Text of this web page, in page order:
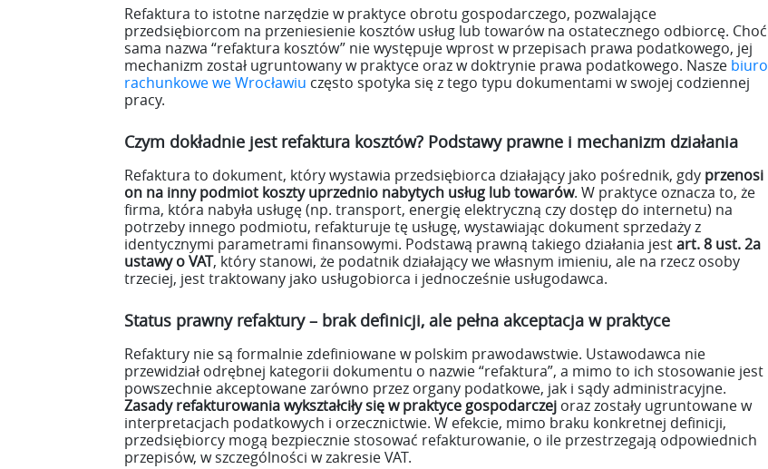
Refaktura to istotne narzędzie w praktyce obrotu gospodarczego, pozwalające
przedsiębiorcom na przeniesienie kosztów usług lub towarów na ostatecznego odbiorcę. Choć
sama nazwa “refaktura kosztów” nie występuje wprost w przepisach prawa podatkowego, jej
mechanizm został ugruntowany w praktyce oraz w doktrynie prawa podatkowego. Nasze biuro
rachunkowe we Wrocławiu często spotyka się z tego typu dokumentami w swojej codziennej
pracy.
Czym dokładnie jest refaktura kosztów? Podstawy prawne i mechanizm działania
Refaktura to dokument, który wystawia przedsiębiorca działający jako pośrednik, gdy przenosi
on na inny podmiot koszty uprzednio nabytych usług lub towarów. W praktyce oznacza to, że
firma, która nabyła usługę (np. transport, energię elektryczną czy dostęp do internetu) na
potrzeby innego podmiotu, refakturuje tę usługę, wystawiając dokument sprzedaży z
identycznymi parametrami finansowymi. Podstawą prawną takiego działania jestart. 8 ust. 2a
ustawy o VAT, który stanowi, że podatnik działający we własnym imieniu, ale na rzecz osoby
trzeciej, jest traktowany jako usługobiorca i jednocześnie usługodawca.
Status prawny refaktury – brak definicji, ale pełna akceptacja w praktyce
Refaktury nie są formalnie zdefiniowane w polskim prawodawstwie. Ustawodawca nie
przewidział odrębnej kategorii dokumentu o nazwie “refaktura”, a mimo to ich stosowanie jest
powszechnie akceptowane zarówno przez organy podatkowe, jak i sądy administracyjne.
Zasady refakturowania wykształciły się w praktyce gospodarczej oraz zostały ugruntowane w
interpretacjach podatkowych i orzecznictwie. W efekcie, mimo braku konkretnej definicji,
przedsiębiorcy mogą bezpiecznie stosować refakturowanie, o ile przestrzegają odpowiednich
przepisów, w szczególności w zakresie VAT.